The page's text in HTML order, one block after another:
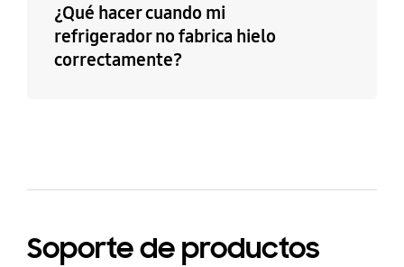
¿Qué hacer cuando mi
refrigerador no fabrica hielo
correctamente?
Soporte de productos